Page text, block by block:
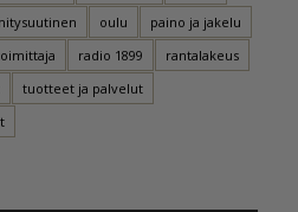
oulu
paino ja jakelu
radio 1899
rantalakeus
tuotteet ja palvelut